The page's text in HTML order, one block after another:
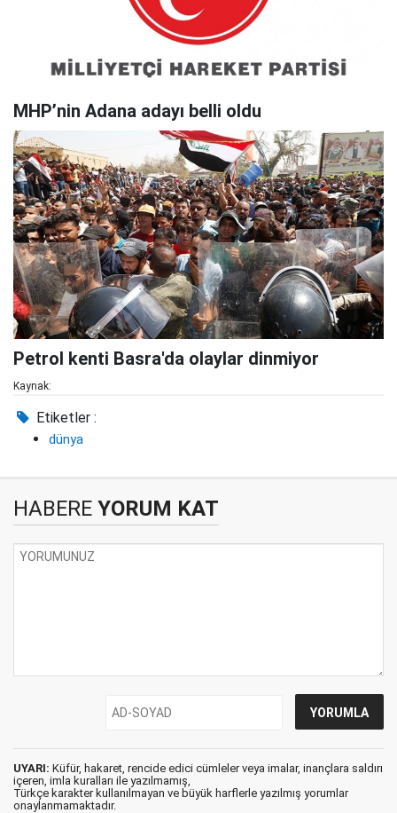
MHP’nin Adana adayı belli oldu
Petrol kenti Basra'da olaylar dinmiyor
Kaynak:
Etiketler :
dünya
HABERE YORUM KAT
UYARI: Küfür, hakaret, rencide edici cümleler veya imalar, inançlara saldırı
içeren, imla kuralları ile yazılmamış,
Türkçe karakter kullanılmayan ve büyük harflerle yazılmış yorumlar
onaylanmamaktadır.